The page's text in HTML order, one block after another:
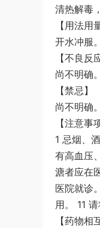
清热解毒
【用法用
开水冲服
【不良反
尚不明确。
【禁忌】
尚不明确。
【注意事
1 忌烟、
有高血压
溏者应在
医院就诊
用。 11
【药物相